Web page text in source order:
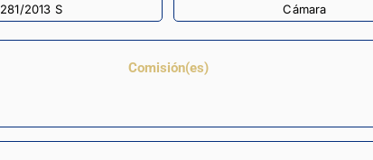
281/2013 S Cámara
Comisión(es)